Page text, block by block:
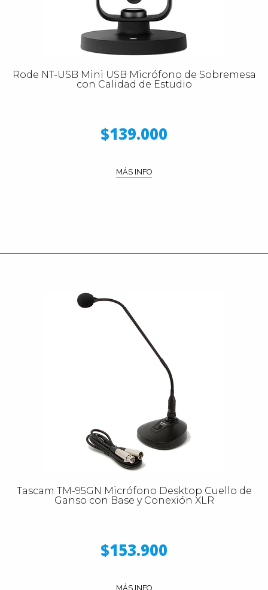
Rode NT-USB Mini USB Micrófono de Sobremesa
con Calidad de Estudio
$139.000
MÁS INFO
Tascam TM-95GN Micrófono Desktop Cuello de
Ganso con Base y Conexión XLR
$153.900
MÁS INFO